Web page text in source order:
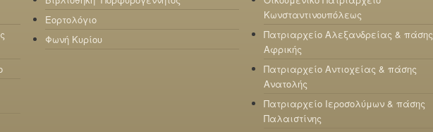
Εορτολόγιο
Φωνή Κυρίου
Κωνσταντινουπόλεως
Πατριαρχείο Αλεξανδρείας & πάσης
Αφρικής
Πατριαρχείο Αντιοχείας & πάσης
Ανατολής
Πατριαρχείο Ιεροσολύμων & πάσης
Παλαιστίνης